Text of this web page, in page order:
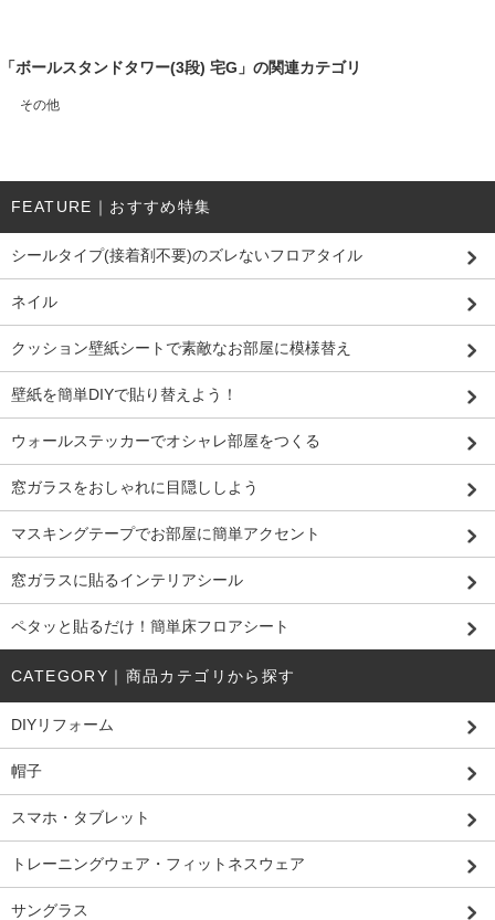
「ボールスタンドタワー(3段) 宅G」の関連カテゴリ
その他
FEATURE｜おすすめ特集
シールタイプ(接着剤不要)のズレないフロアタイル
ネイル
クッション壁紙シートで素敵なお部屋に模様替え
壁紙を簡単DIYで貼り替えよう！
ウォールステッカーでオシャレ部屋をつくる
窓ガラスをおしゃれに目隠ししよう
マスキングテープでお部屋に簡単アクセント
窓ガラスに貼るインテリアシール
ペタッと貼るだけ！簡単床フロアシート
CATEGORY｜商品カテゴリから探す
DIYリフォーム
帽子
スマホ・タブレット
トレーニングウェア・フィットネスウェア
サングラス